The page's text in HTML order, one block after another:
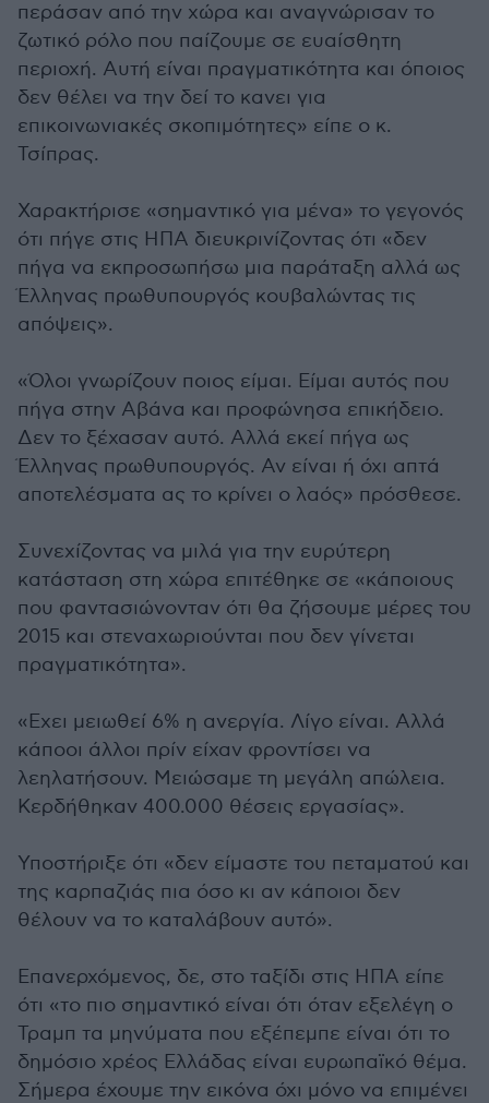
περάσαν από την χώρα και αναγνώρισαν το
ζωτικό ρόλο που παίζουμε σε ευαίσθητη
περιοχή. Αυτή είναι πραγματικότητα και όποιος
δεν θέλει να την δεί το κανει για
επικοινωνιακές σκοπιμότητες» είπε ο κ.
Τσίπρας.
Χαρακτήρισε «σημαντικό για μένα» το γεγονός
ότι πήγε στις ΗΠΑ διευκρινίζοντας ότι «δεν
πήγα να εκπροσωπήσω μια παράταξη αλλά ως
Έλληνας πρωθυπουργός κουβαλώντας τις
απόψεις».
«Όλοι γνωρίζουν ποιος είμαι. Είμαι αυτός που
πήγα στην Αβάνα και προφώνησα επικήδειο.
Δεν το ξέχασαν αυτό. Αλλά εκεί πήγα ως
Έλληνας πρωθυπουργός. Αν είναι ή όχι απτά
αποτελέσματα ας το κρίνει ο λαός» πρόσθεσε.
Συνεχίζοντας να μιλά για την ευρύτερη
κατάσταση στη χώρα επιτέθηκε σε «κάποιους
που φαντασιώνονταν ότι θα ζήσουμε μέρες του
2015 και στεναχωριούνται που δεν γίνεται
πραγματικότητα».
«Εχει μειωθεί 6% η ανεργία. Λίγο είναι. Αλλά
κάποοι άλλοι πρίν είχαν φροντίσει να
λεηλατήσουν. Μειώσαμε τη μεγάλη απώλεια.
Κερδήθηκαν 400.000 θέσεις εργασίας».
Υποστήριξε ότι «δεν είμαστε του πεταματού και
της καρπαζιάς πια όσο κι αν κάποιοι δεν
θέλουν να το καταλάβουν αυτό».
Επανερχόμενος, δε, στο ταξίδι στις ΗΠΑ είπε
ότι «το πιο σημαντικό είναι ότι όταν εξελέγη ο
Τραμπ τα μηνύματα που εξέπεμπε είναι ότι το
δημόσιο χρέος Ελλάδας είναι ευρωπαϊκό θέμα.
Σήμερα έχουμε την εικόνα όχι μόνο να επιμένει